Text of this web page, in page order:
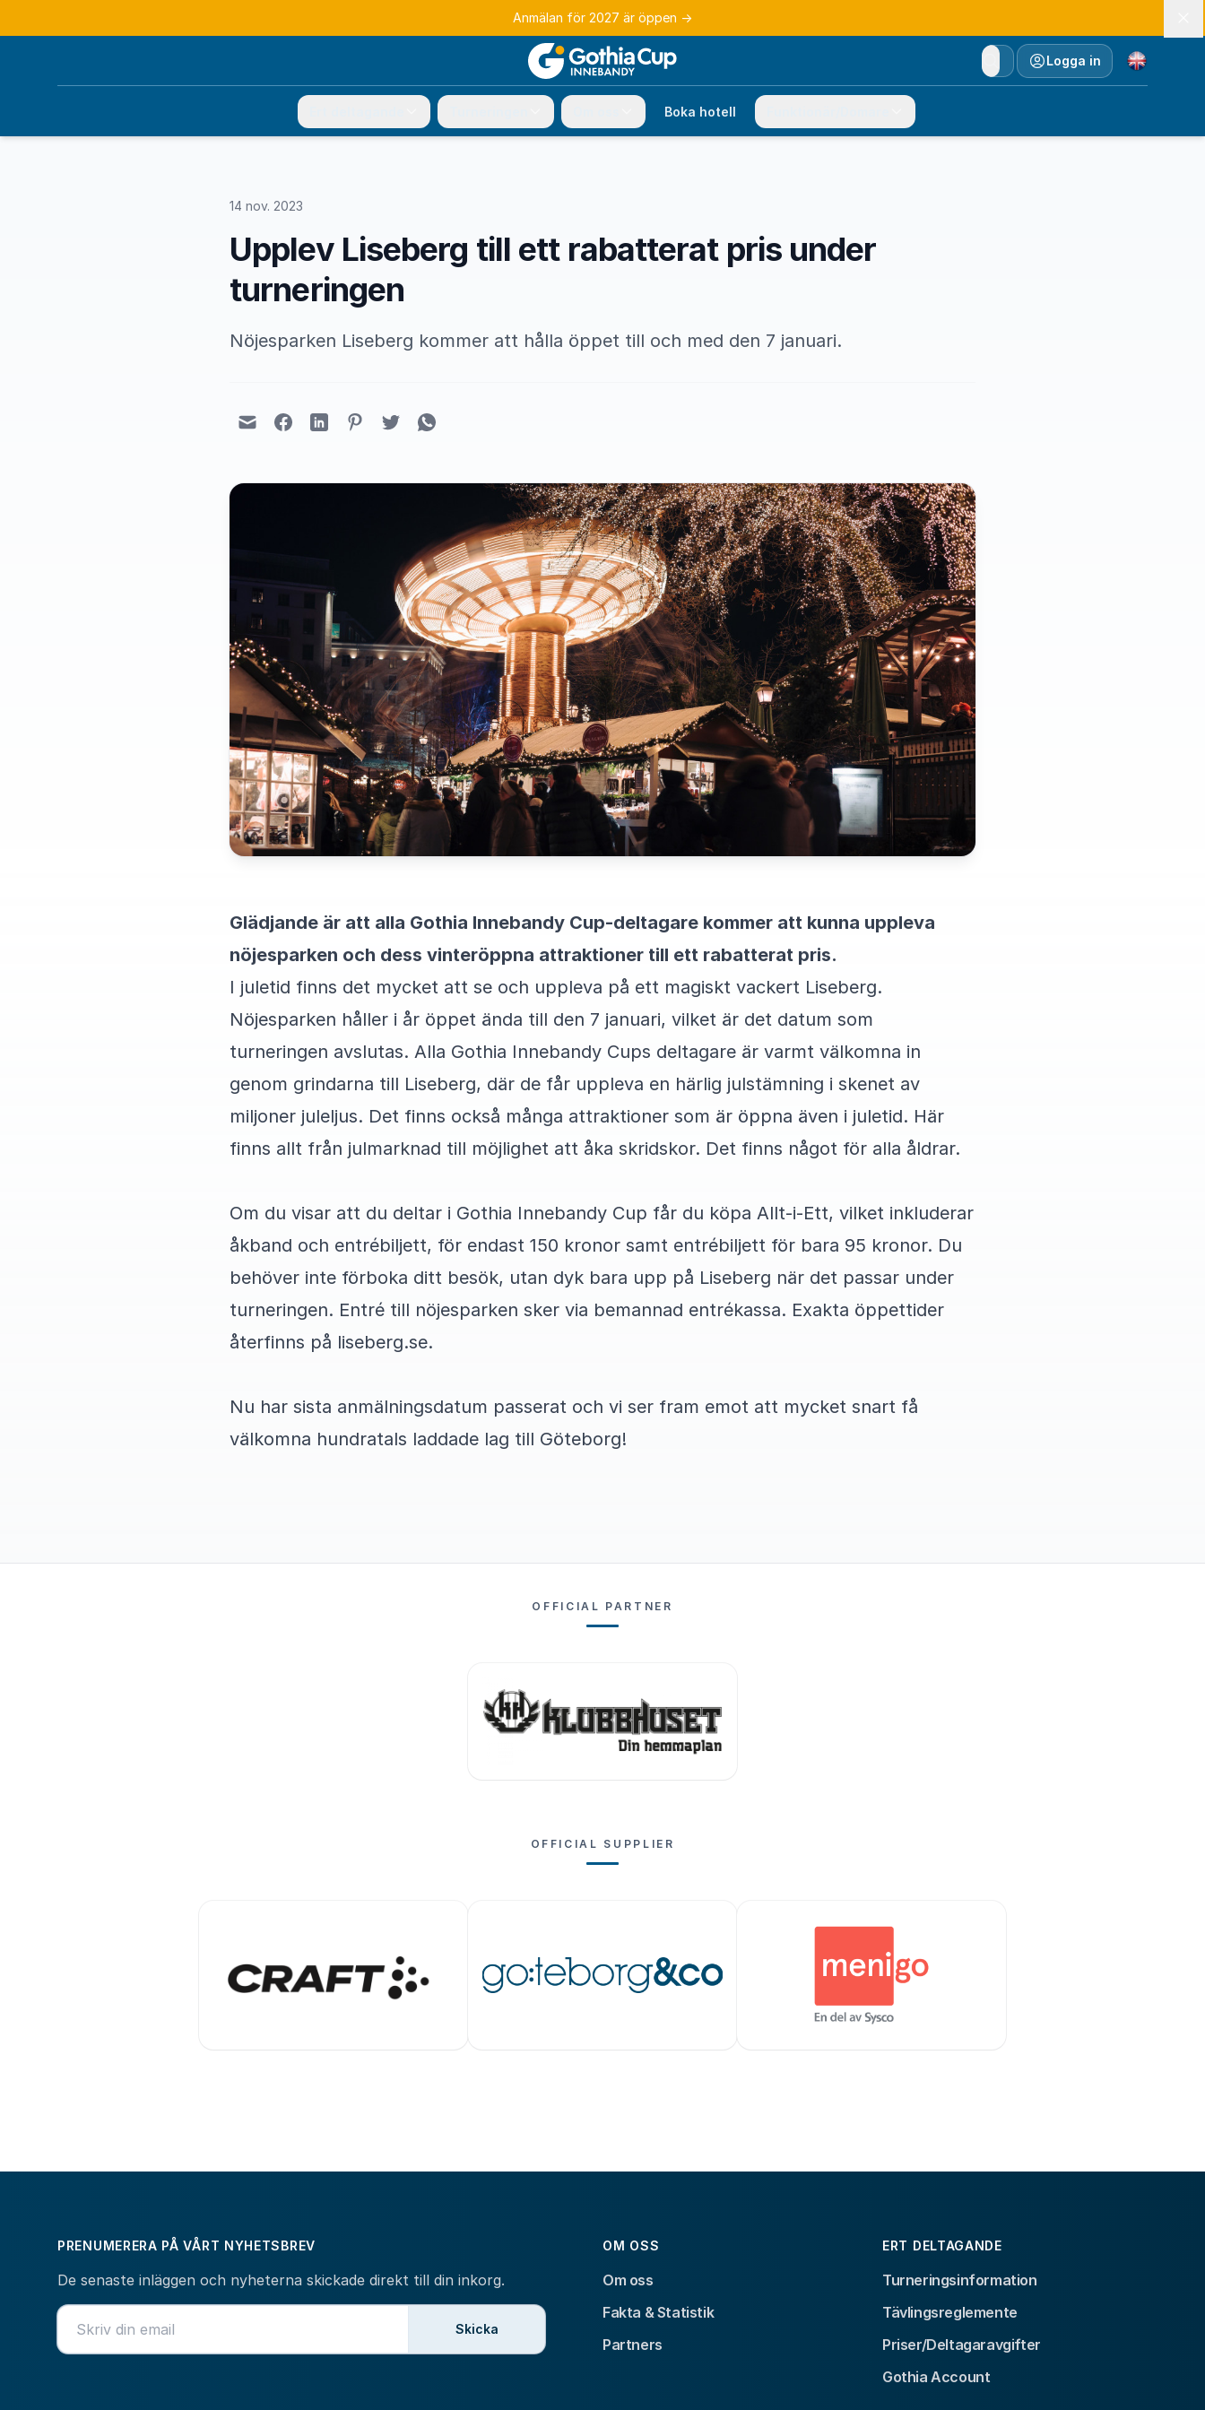
Anmälan för 2027 är öppen →
Logga in
Currency
Boka hotell
14 nov. 2023
Upplev Liseberg till ett rabatterat pris under
turneringen
Nöjesparken Liseberg kommer att hålla öppet till och med den 7 januari.
Glädjande är att alla Gothia Innebandy Cup-deltagare kommer att kunna uppleva
nöjesparken och dess vinteröppna attraktioner till ett rabatterat pris.
I juletid finns det mycket att se och uppleva på ett magiskt vackert Liseberg.
Nöjesparken håller i år öppet ända till den 7 januari, vilket är det datum som
turneringen avslutas. Alla Gothia Innebandy Cups deltagare är varmt välkomna in
genom grindarna till Liseberg, där de får uppleva en härlig julstämning i skenet av
miljoner juleljus. Det finns också många attraktioner som är öppna även i juletid. Här
finns allt från julmarknad till möjlighet att åka skridskor. Det finns något för alla åldrar.
Om du visar att du deltar i Gothia Innebandy Cup får du köpa Allt-i-Ett, vilket inkluderar
åkband och entrébiljett, för endast 150 kronor samt entrébiljett för bara 95 kronor. Du
behöver inte förboka ditt besök, utan dyk bara upp på Liseberg när det passar under
turneringen. Entré till nöjesparken sker via bemannad entrékassa. Exakta öppettider
återfinns på liseberg.se.
Nu har sista anmälningsdatum passerat och vi ser fram emot att mycket snart få
välkomna hundratals laddade lag till Göteborg!
OFFICIAL PARTNER
OFFICIAL SUPPLIER
PRENUMERERA PÅ VÅRT NYHETSBREV
De senaste inläggen och nyheterna skickade direkt till din inkorg.
Skicka
OM OSS
Om oss
Fakta & Statistik
Partners
ERT DELTAGANDE
Turneringsinformation
Tävlingsreglemente
Priser/Deltagaravgifter
Gothia Account